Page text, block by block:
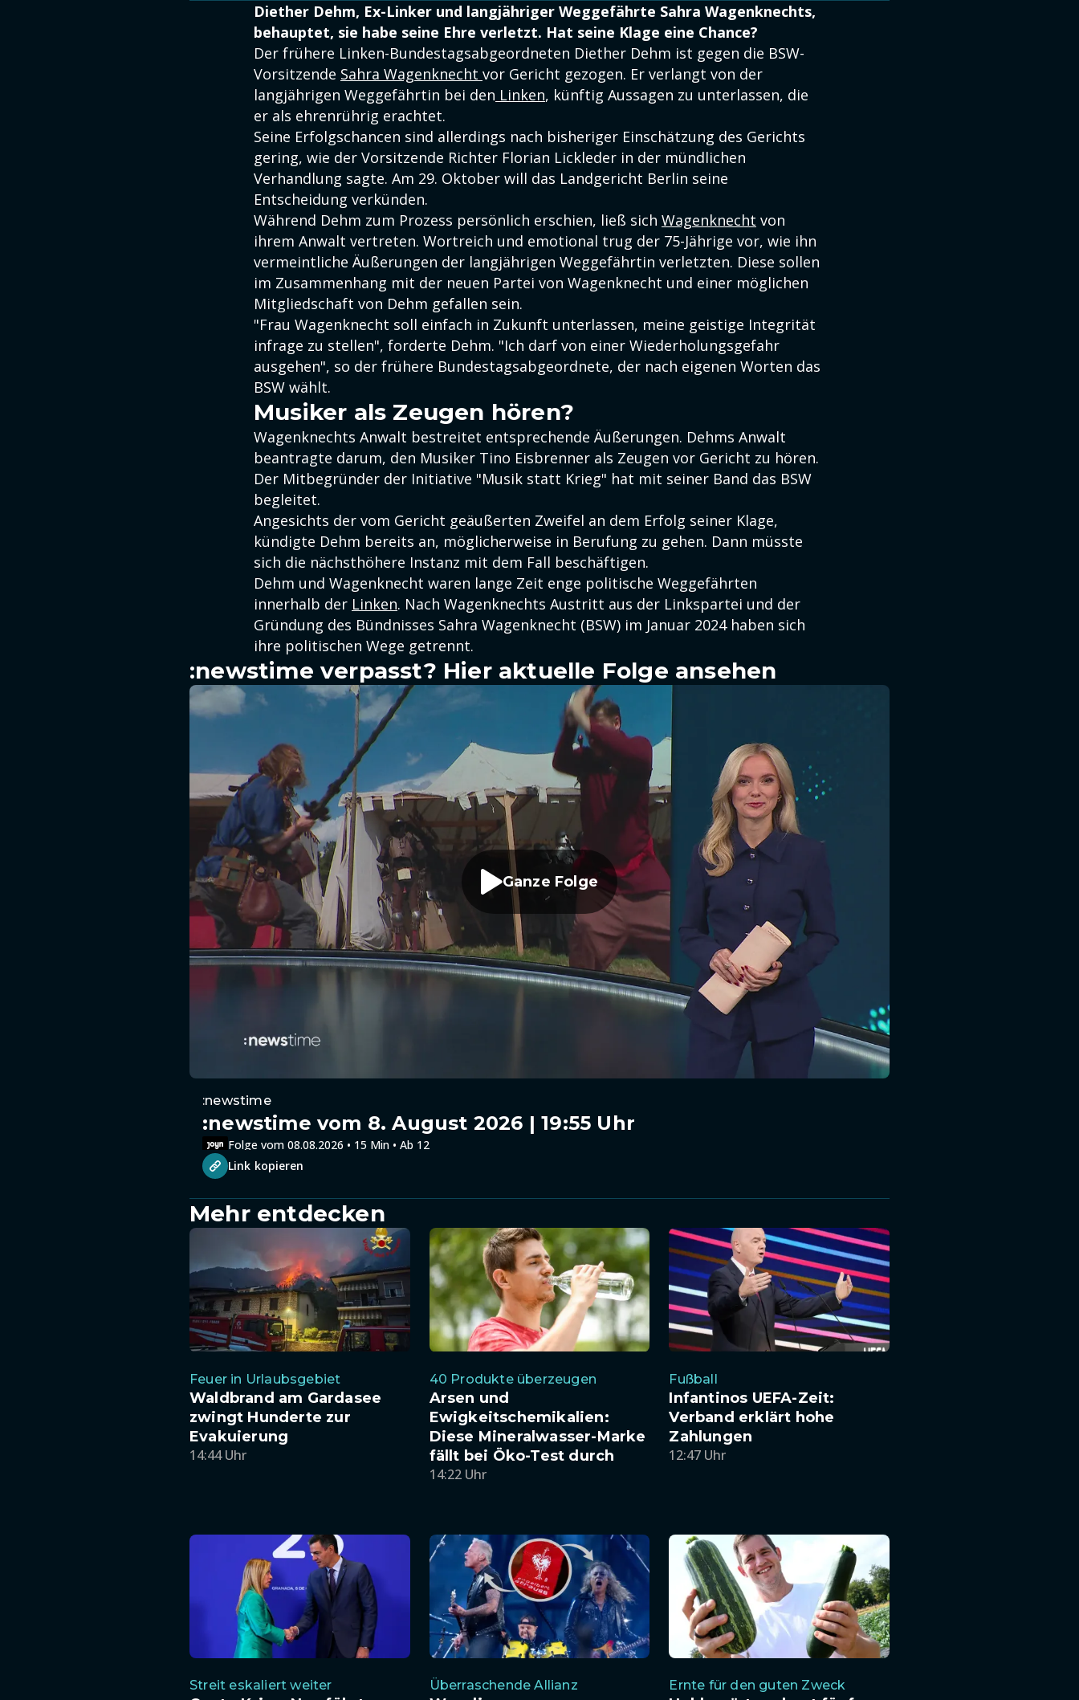
Diether Dehm, Ex-Linker und langjähriger Weggefährte Sahra Wagenknechts,
behauptet, sie habe seine Ehre verletzt. Hat seine Klage eine Chance?
Der frühere Linken-Bundestagsabgeordneten Diether Dehm ist gegen die BSW-
Vorsitzende Sahra Wagenknecht vor Gericht gezogen. Er verlangt von der
langjährigen Weggefährtin bei den Linken, künftig Aussagen zu unterlassen, die
er als ehrenrührig erachtet.
Seine Erfolgschancen sind allerdings nach bisheriger Einschätzung des Gerichts
gering, wie der Vorsitzende Richter Florian Lickleder in der mündlichen
Verhandlung sagte. Am 29. Oktober will das Landgericht Berlin seine
Entscheidung verkünden.
Während Dehm zum Prozess persönlich erschien, ließ sich Wagenknecht von
ihrem Anwalt vertreten. Wortreich und emotional trug der 75-Jährige vor, wie ihn
vermeintliche Äußerungen der langjährigen Weggefährtin verletzten. Diese sollen
im Zusammenhang mit der neuen Partei von Wagenknecht und einer möglichen
Mitgliedschaft von Dehm gefallen sein.
"Frau Wagenknecht soll einfach in Zukunft unterlassen, meine geistige Integrität
infrage zu stellen", forderte Dehm. "Ich darf von einer Wiederholungsgefahr
ausgehen", so der frühere Bundestagsabgeordnete, der nach eigenen Worten das
BSW wählt.
Musiker als Zeugen hören?
Wagenknechts Anwalt bestreitet entsprechende Äußerungen. Dehms Anwalt
beantragte darum, den Musiker Tino Eisbrenner als Zeugen vor Gericht zu hören.
Der Mitbegründer der Initiative "Musik statt Krieg" hat mit seiner Band das BSW
begleitet.
Angesichts der vom Gericht geäußerten Zweifel an dem Erfolg seiner Klage,
kündigte Dehm bereits an, möglicherweise in Berufung zu gehen. Dann müsste
sich die nächsthöhere Instanz mit dem Fall beschäftigen.
Dehm und Wagenknecht waren lange Zeit enge politische Weggefährten
innerhalb der Linken. Nach Wagenknechts Austritt aus der Linkspartei und der
Gründung des Bündnisses Sahra Wagenknecht (BSW) im Januar 2024 haben sich
ihre politischen Wege getrennt.
:newstime verpasst? Hier aktuelle Folge ansehen
Ganze Folge
:newstime
:newstime vom 8. August 2026 | 19:55 Uhr
Folge vom 08.08.2026 • 15 Min • Ab 12
Link kopieren
Mehr entdecken
Feuer in Urlaubsgebiet
Waldbrand am Gardasee
zwingt Hunderte zur
Evakuierung
14:44 Uhr
40 Produkte überzeugen
Arsen und
Ewigkeitschemikalien:
Diese Mineralwasser-Marke
fällt bei Öko-Test durch
14:22 Uhr
Fußball
Infantinos UEFA-Zeit:
Verband erklärt hohe
Zahlungen
12:47 Uhr
Streit eskaliert weiter Überraschende Allianz Ernte für den guten Zweck